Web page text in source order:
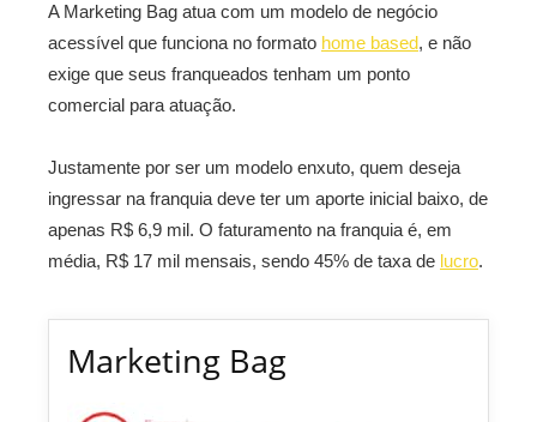
A Marketing Bag atua com um modelo de negócio
acessível que funciona no formato home based, e não
exige que seus franqueados tenham um ponto
comercial para atuação.
Justamente por ser um modelo enxuto, quem deseja
ingressar na franquia deve ter um aporte inicial baixo, de
apenas R$ 6,9 mil. O faturamento na franquia é, em
média, R$ 17 mil mensais, sendo 45% de taxa de lucro.
Marketing Bag